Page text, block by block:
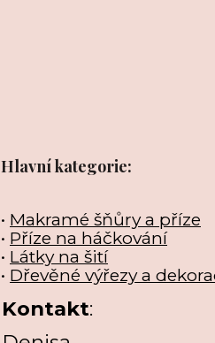
Hlavní kategorie:
• Makramé šňůry a příze
• Příze na háčkování
• Látky na šití
• Dřevěné výřezy a
Kontakt: